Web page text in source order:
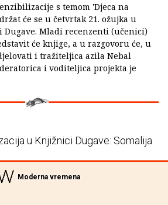
s temom 'Djeca na
će se u četvrtak 21. ožujka u
Dugave. Mladi recenzenti (učenici)
će knjige, a u razgovoru će, u
i tražiteljica azila Nebal
i voditeljica projekta je
u Knjižnici Dugave: Somalija
Moderna vremena